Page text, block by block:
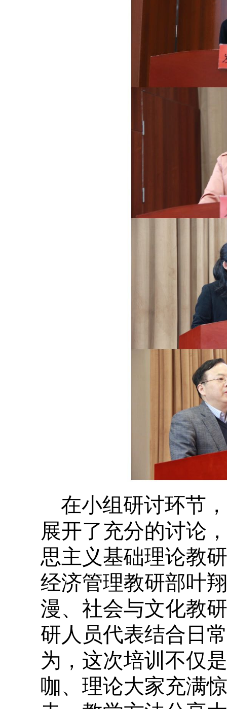
在小组研讨环节
展开了充分的讨论
思主义基础理论教
经济管理教研部叶
漫、社会与文化教
研人员代表结合日
为，这次培训不仅
咖、理论大家充满